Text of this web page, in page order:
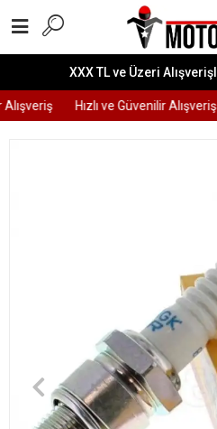
XXX TL ve Üzeri
Hızlı ve Güvenilir Alışveriş